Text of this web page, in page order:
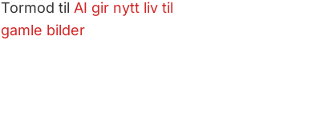
Tormod til AI gir nytt liv til
gamle bilder